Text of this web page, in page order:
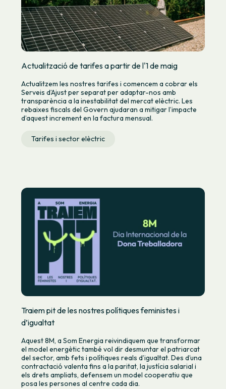
Actualització de tarifes a partir de l'1 de maig
Actualitzem les nostres tarifes i comencem a cobrar els
Serveis d’Ajust per separat per adaptar-nos amb
transparència a la inestabilitat del mercat elèctric. Les
rebaixes fiscals del Govern ajudaran a mitigar l’impacte
d’aquest increment en la factura mensual.
Tarifes i sector elèctric
Traiem pit de les nostres polítiques feministes i
d’igualtat
Aquest 8M, a Som Energia reivindiquem que transformar
el model energètic també vol dir desmuntar el patriarcat
del sector, amb fets i polítiques reals d’igualtat. Des d’una
contractació valenta fins a la paritat, la justícia salarial i
els drets ampliats, defensem un model cooperatiu que
posa les persones al centre cada dia.